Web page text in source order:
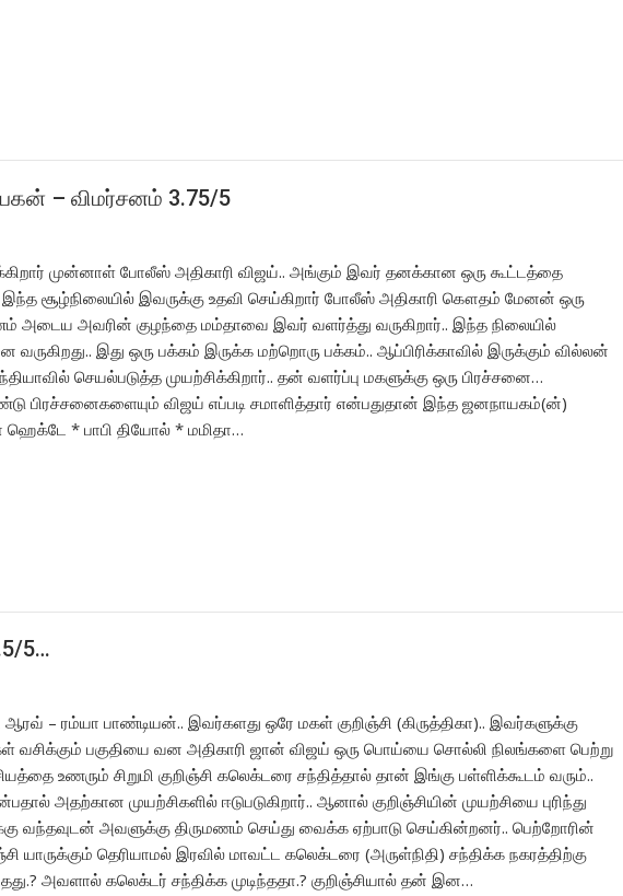
– விமர்சனம் 3.75/5
முன்னாள் போலீஸ் அதிகாரி விஜய்.. அங்கும் இவர் தனக்கான ஒரு கூட்டத்தை
இந்த சூழ்நிலையில் இவருக்கு உதவி செய்கிறார் போலீஸ் அதிகாரி கௌதம் மேனன் ஒரு
அடைய அவரின் குழந்தை மம்தாவை இவர் வளர்த்து வருகிறார்.. இந்த நிலையில்
வருகிறது.. இது ஒரு பக்கம் இருக்க மற்றொரு பக்கம்.. ஆப்பிரிக்காவில் இருக்கும் வில்லன்
செயல்படுத்த முயற்சிக்கிறார்.. தன் வளர்ப்பு மகளுக்கு ஒரு பிரச்சனை…
பிரச்சனைகளையும் விஜய் எப்படி சமாளித்தார் என்பதுதான் இந்த ஜனநாயகம்(ன்)
ஹெக்டே * பாபி தியோல் * மமிதா…
5…
– ரம்யா பாண்டியன்.. இவர்களது ஒரே மகள் குறிஞ்சி (கிருத்திகா).. இவர்களுக்கு
வசிக்கும் பகுதியை வன அதிகாரி ஜான் விஜய் ஒரு பொய்யை சொல்லி நிலங்களை பெற்று
உணரும் சிறுமி குறிஞ்சி கலெக்டரை சந்தித்தால் தான் இங்கு பள்ளிக்கூடம் வரும்..
அதற்கான முயற்சிகளில் ஈடுபடுகிறார்.. ஆனால் குறிஞ்சியின் முயற்சியை புரிந்து
அவளுக்கு திருமணம் செய்து வைக்க ஏற்பாடு செய்கின்றனர்.. பெற்றோரின்
யாருக்கும் தெரியாமல் இரவில் மாவட்ட கலெக்டரை (அருள்நிதி) சந்திக்க நகரத்திற்கு
அவளால் கலெக்டர் சந்திக்க முடிந்ததா.? குறிஞ்சியால் தன் இன…